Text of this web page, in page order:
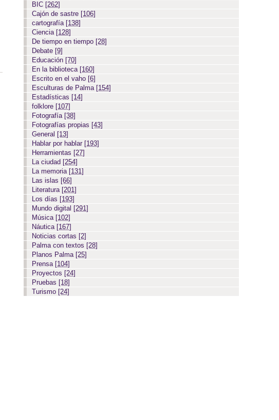
BIC [262]
Cajón de sastre [106]
cartografía [138]
Ciencia [128]
De tiempo en tiempo [28]
Debate [9]
Educación [70]
En la biblioteca [160]
Escrito en el vaho [6]
Esculturas de Palma [154]
Estadísticas [14]
folklore [107]
Fotografía [38]
Fotografías propias [43]
General [13]
Hablar por hablar [193]
Herramientas [27]
La ciudad [254]
La memoria [131]
Las islas [66]
Literatura [201]
Los días [193]
Mundo digital [291]
Música [102]
Náutica [167]
Noticias cortas [2]
Palma con textos [28]
Planos Palma [25]
Prensa [104]
Proyectos [24]
Pruebas [18]
Turismo [24]